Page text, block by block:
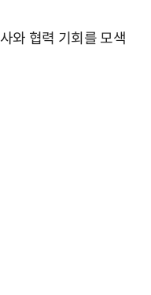
와 협력 기회를 모색